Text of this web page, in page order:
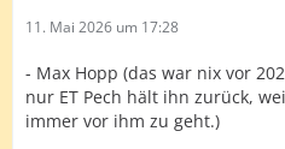
11. Mai 2026 um 17:28
- Max Hopp (das war nix vor
nur ET Pech hält ihn zurück,
immer vor ihm zu geht.)